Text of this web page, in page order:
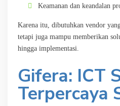
Keamanan dan keandalan
Karena itu, dibutuhkan vendor
tetapi juga mampu memberikan
hingga implementasi.
Gifera: ICT
Terpercaya